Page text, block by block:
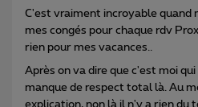
C'est vraiment incroyable quand
mes congés pour chaque rdv
rien pour mes vacances..
Après on va dire que c'est moi
manque de respect total là. Au
explication, non là il n'y a rien du